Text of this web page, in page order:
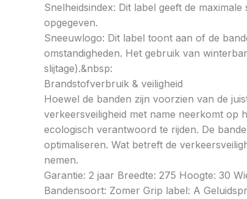
Snelheidsindex: Dit label geeft de
opgegeven.
Sneeuwlogo: Dit label toont aan of de
omstandigheden. Het gebruik van
slijtage).&nbsp:
Brandstofverbruik & veiligheid
Hoewel de banden zijn voorzien van de
verkeersveiligheid met name neerkomt op
ecologisch verantwoord te rijden. De
optimaliseren. Wat betreft de
nemen.
Garantie: 2 jaar Breedte: 275 Hoogte: 30
Bandensoort: Zomer Grip label: A